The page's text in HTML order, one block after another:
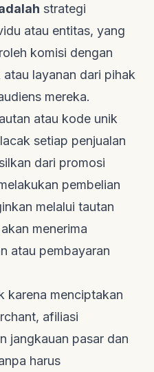
strategi
atau entitas, yang
komisi dengan
layanan dari pihak
mereka.
atau kode unik
setiap penjualan
dari promosi
pembelian
melalui tautan
menerima
atau pembayaran
karena menciptakan
, afiliasi
jangkauan pasar dan
harus